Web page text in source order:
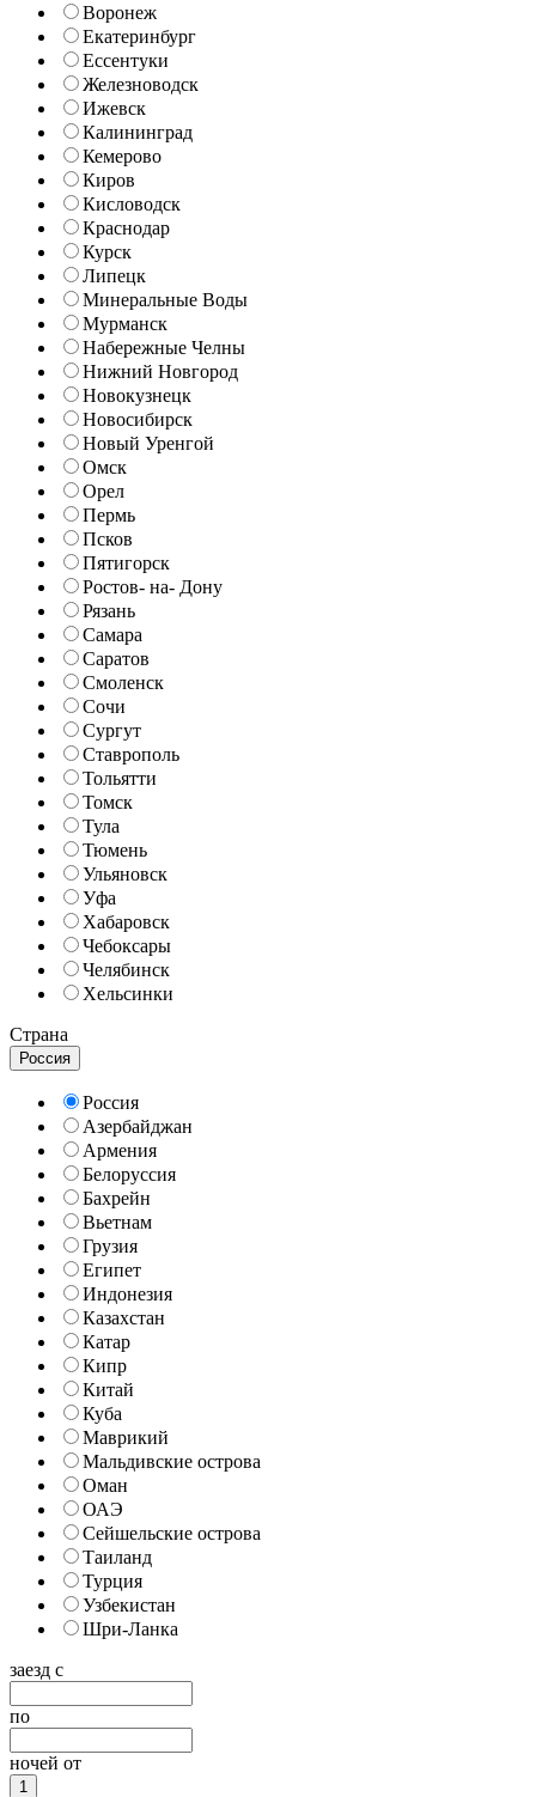
Воронеж
Екатеринбург
Ессентуки
Железноводск
Ижевск
Калининград
Кемерово
Киров
Кисловодск
Краснодар
Курск
Липецк
Минеральные Воды
Мурманск
Набережные Челны
Нижний Новгород
Новокузнецк
Новосибирск
Новый Уренгой
Омск
Орел
Пермь
Псков
Пятигорск
Ростов- на- Дону
Рязань
Самара
Саратов
Смоленск
Сочи
Сургут
Ставрополь
Тольятти
Томск
Тула
Тюмень
Ульяновск
Уфа
Хабаровск
Чебоксары
Челябинск
Хельсинки
Страна
Россия
Россия
Азербайджан
Армения
Белоруссия
Бахрейн
Вьетнам
Грузия
Египет
Индонезия
Казахстан
Катар
Кипр
Китай
Куба
Маврикий
Мальдивские острова
Оман
ОАЭ
Сейшельские острова
Таиланд
Турция
Узбекистан
Шри-Ланка
заезд с
по
ночей от
1